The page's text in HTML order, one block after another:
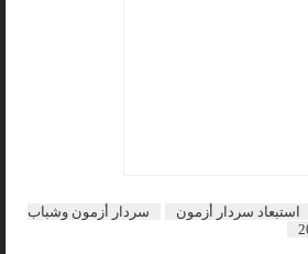
استبعاد سردار أزمون
سردار أزمون وشباب